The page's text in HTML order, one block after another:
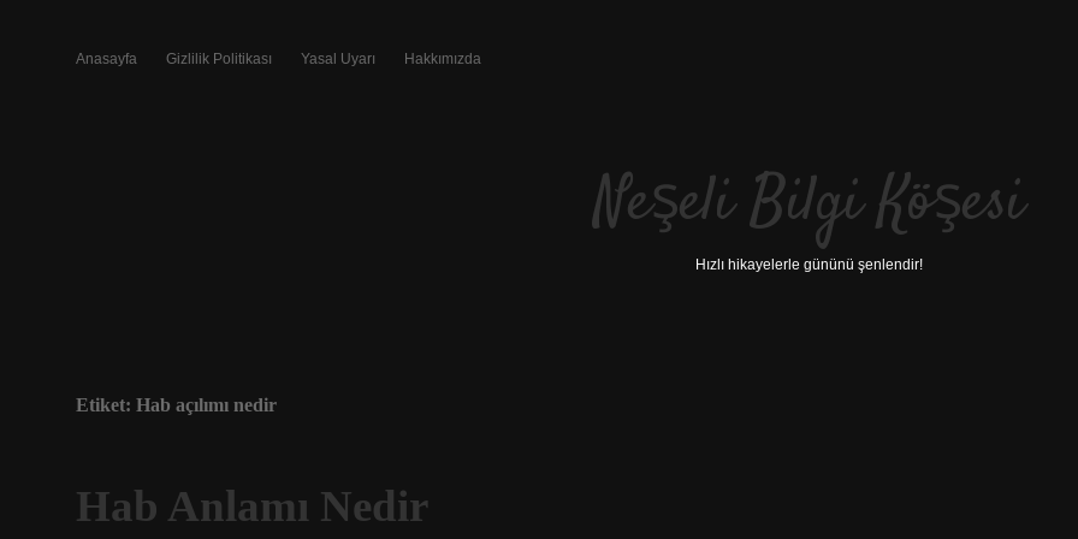
Anasayfa Gizlilik Politikası Yasal Uyarı Hakkımızda
Neşeli Bilgi Köşesi
Hızlı hikayelerle gününü şenlendir!
Etiket: Hab açılımı nedir
Hab Anlamı Nedir